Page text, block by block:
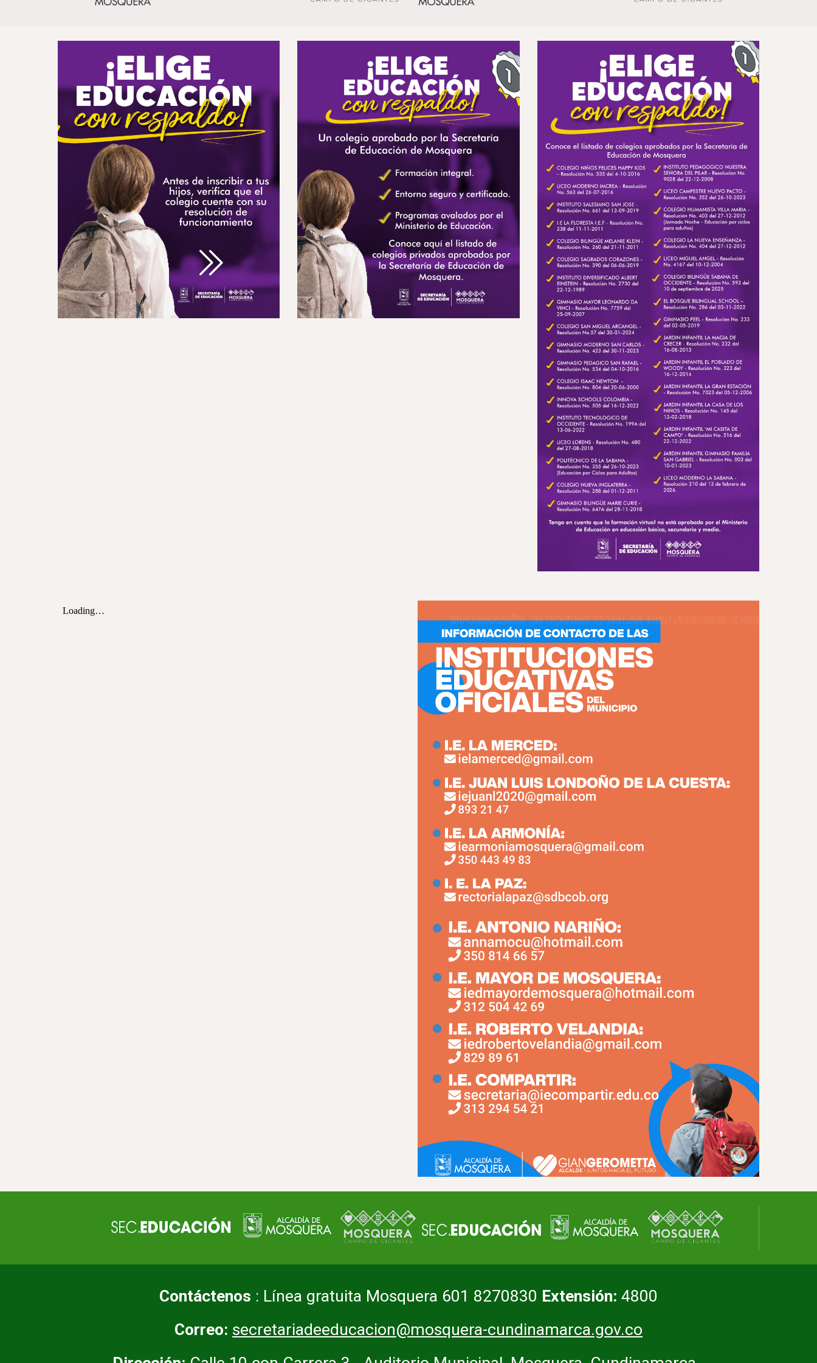
Contáctenos : Línea gratuita Mosquera 601 8270830 Extensión: 4800
Correo: secretariadeeducacion@mosquera-cundinamarca.gov.co